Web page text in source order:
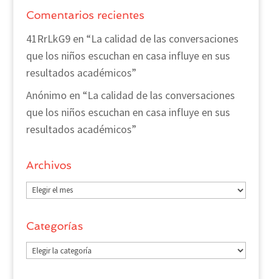
Comentarios recientes
41RrLkG9en “La calidad de las conversaciones
que los niños escuchan en casa influye en sus
resultados académicos”
Anónimo en “La calidad de las conversaciones
que los niños escuchan en casa influye en sus
resultados académicos”
Archivos
Archivos
Categorías
Categorías